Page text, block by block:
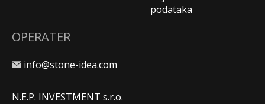
podataka
OPERATER
info@stone-idea.com
N.E.P. INVESTMENT s.r.o.